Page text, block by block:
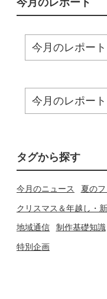
タグから探す
今月のニュース 夏の
クリスマス＆年越し・
地域通信 制作基礎知識
特別企画